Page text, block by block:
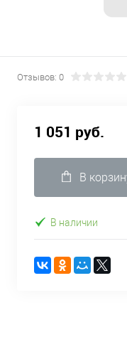
Отзывов: 0
1 051 руб.
В
В наличии